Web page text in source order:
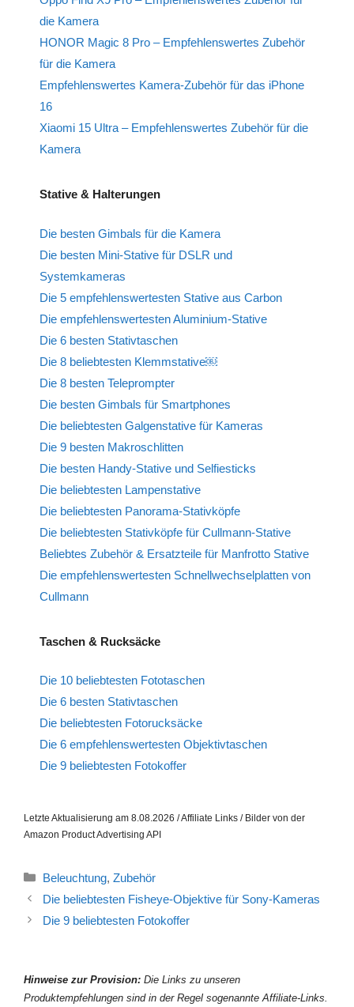
die Kamera
HONOR Magic 8 Pro – Empfehlenswertes Zubehör
für die Kamera
Empfehlenswertes Kamera-Zubehör für das iPhone
16
Xiaomi 15 Ultra – Empfehlenswertes Zubehör für die
Kamera
Stative & Halterungen
Die besten Gimbals für die Kamera
Die besten Mini-Stative für DSLR und
Systemkameras
Die 5 empfehlenswertesten Stative aus Carbon
Die empfehlenswertesten Aluminium-Stative
Die 6 besten Stativtaschen
Die 8 beliebtesten Klemmstative￼
Die 8 besten Teleprompter
Die besten Gimbals für Smartphones
Die beliebtesten Galgenstative für Kameras
Die 9 besten Makroschlitten
Die besten Handy-Stative und Selfiesticks
Die beliebtesten Lampenstative
Die beliebtesten Panorama-Stativköpfe
Die beliebtesten Stativköpfe für Cullmann-Stative
Beliebtes Zubehör & Ersatzteile für Manfrotto Stative
Die empfehlenswertesten Schnellwechselplatten von
Cullmann
Taschen & Rucksäcke
Die 10 beliebtesten Fototaschen
Die 6 besten Stativtaschen
Die beliebtesten Fotorucksäcke
Die 6 empfehlenswertesten Objektivtaschen
Die 9 beliebtesten Fotokoffer
Letzte Aktualisierung am 8.08.2026 / Affiliate Links / Bilder von der
Amazon Product Advertising API
Kategorien
Beleuchtung, Zubehör
Die beliebtesten Fisheye-Objektive für Sony-Kameras
Die 9 beliebtesten Fotokoffer
Hinweise zur Provision: Die Links zu unseren
Produktempfehlungen sind in der Regel sogenannte Affiliate-Links.